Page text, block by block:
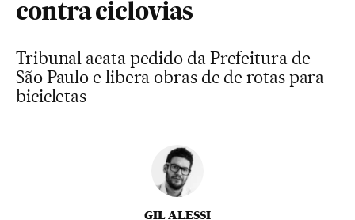
contra ciclovias
Tribunal acata pedido da Prefeitura de
São Paulo e libera obras de de rotas para
bicicletas
GIL ALESSI